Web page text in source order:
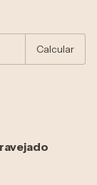
Calcular